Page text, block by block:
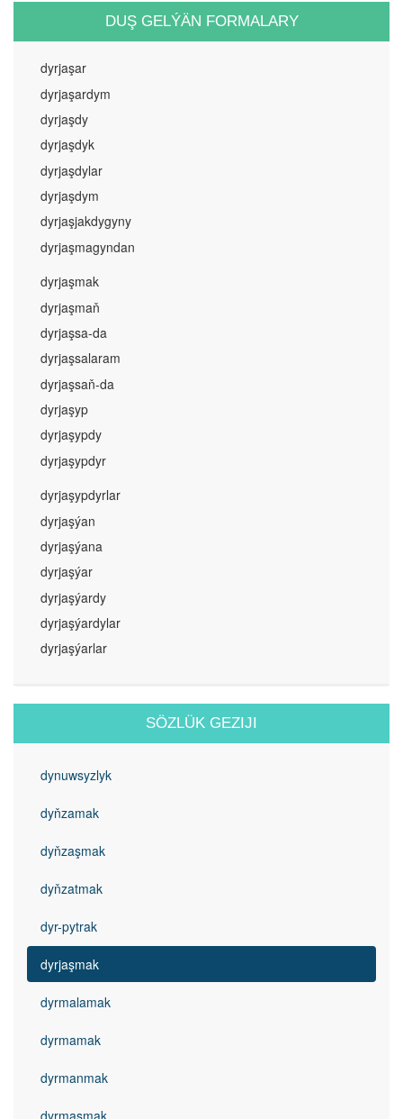
DUŞ GELÝÄN FORMALARY
dyrjaşar
dyrjaşardym
dyrjaşdy
dyrjaşdyk
dyrjaşdylar
dyrjaşdym
dyrjaşjakdygyny
dyrjaşmagyndan
dyrjaşmak
dyrjaşmaň
dyrjaşsa-da
dyrjaşsalaram
dyrjaşsaň-da
dyrjaşyp
dyrjaşypdy
dyrjaşypdyr
dyrjaşypdyrlar
dyrjaşýan
dyrjaşýana
dyrjaşýar
dyrjaşýardy
dyrjaşýardylar
dyrjaşýarlar
SÖZLÜK GEZIJI
dynuwsyzlyk
dyňzamak
dyňzaşmak
dyňzatmak
dyr-pytrak
dyrjaşmak
dyrmalamak
dyrmamak
dyrmanmak
dyrmaşmak